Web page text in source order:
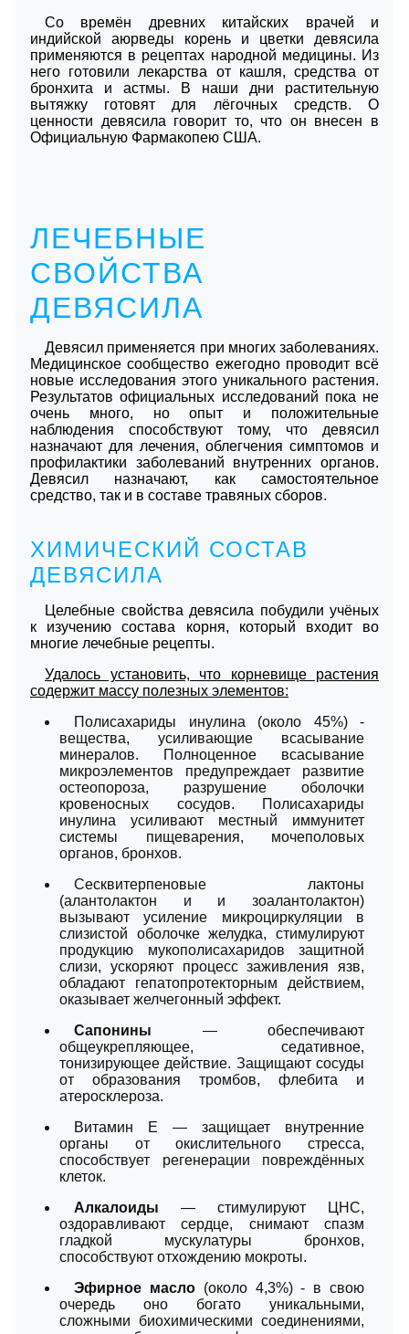
Со времён древних китайских врачей и
индийской аюрведы корень и цветки девясила
применяются в рецептах народной медицины. Из
него готовили лекарства от кашля, средства от
бронхита и астмы. В наши дни растительную
вытяжку готовят для лёгочных средств. О
ценности девясила говорит то, что он внесен в
Официальную Фармакопею США.
ЛЕЧЕБНЫЕ
СВОЙСТВА
ДЕВЯСИЛА
Девясил применяется при многих заболеваниях.
Медицинское сообщество ежегодно проводит всё
новые исследования этого уникального растения.
Результатов официальных исследований пока не
очень много, но опыт и положительные
наблюдения способствуют тому, что девясил
назначают для лечения, облегчения симптомов и
профилактики заболеваний внутренних органов.
Девясил назначают, как самостоятельное
средство, так и в составе травяных сборов.
ХИМИЧЕСКИЙ СОСТАВ
ДЕВЯСИЛА
Целебные свойства девясила побудили учёных
к изучению состава корня, который входит во
многие лечебные рецепты.
Удалось установить, что корневище растения
содержит массу полезных элементов:
Полисахариды инулина (около 45%) -
вещества, усиливающие всасывание
минералов. Полноценное всасывание
микроэлементов предупреждает развитие
остеопороза, разрушение оболочки
кровеносных сосудов. Полисахариды
инулина усиливают местный иммунитет
системы пищеварения, мочеполовых
органов, бронхов.
Сесквитерпеновые лактоны
(алантолактон и и зоалантолактон)
вызывают усиление микроциркуляции в
слизистой оболочке желудка, стимулируют
продукцию мукополисахаридов защитной
слизи, ускоряют процесс заживления язв,
обладают гепатопротекторным действием,
оказывает желчегонный эффект.
Сапонины — обеспечивают
общеукрепляющее, седативное,
тонизирующее действие. Защищают сосуды
от образования тромбов, флебита и
атеросклероза.
Витамин Е — защищает внутренние
органы от окислительного стресса,
способствует регенерации повреждённых
клеток.
Алкалоиды — стимулируют ЦНС,
оздоравливают сердце, снимают спазм
гладкой мускулатуры бронхов,
способствуют отхождению мокроты.
Эфирное масло(около 4,3%) - в свою
очередь оно богато уникальными,
сложными биохимическими соединениями,